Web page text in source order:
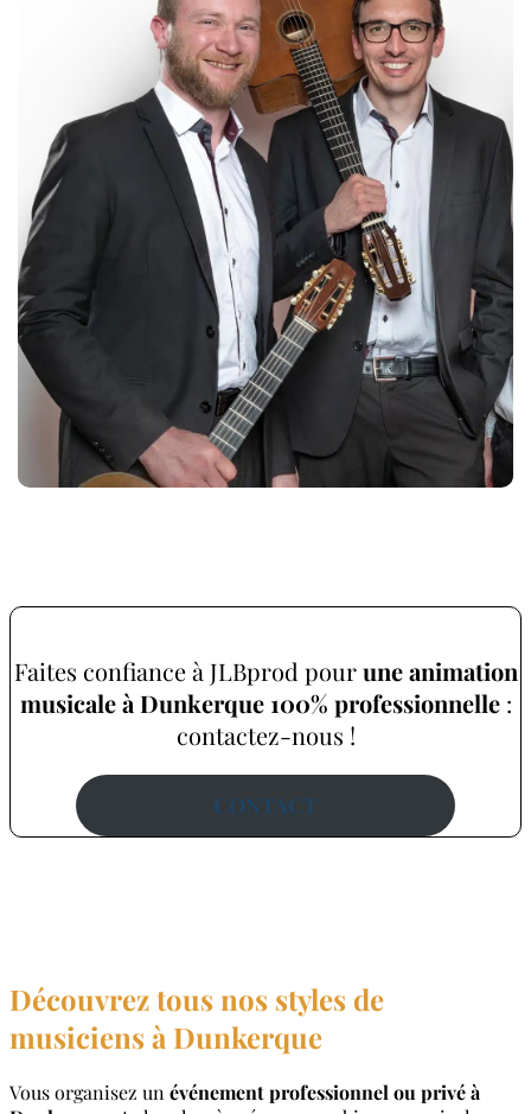
Faites confiance à JLBprod pourune animation
musicale à Dunkerque 100% professionnelle:
contactez-nous !
CONTACT
Découvrez tous nos styles de
musiciens à Dunkerque
Vous organisez un événement professionnel ou privé à